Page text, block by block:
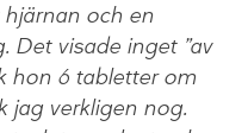
och en
Det visade inget ”av
hon 6 tabletter om
jag verkligen nog.